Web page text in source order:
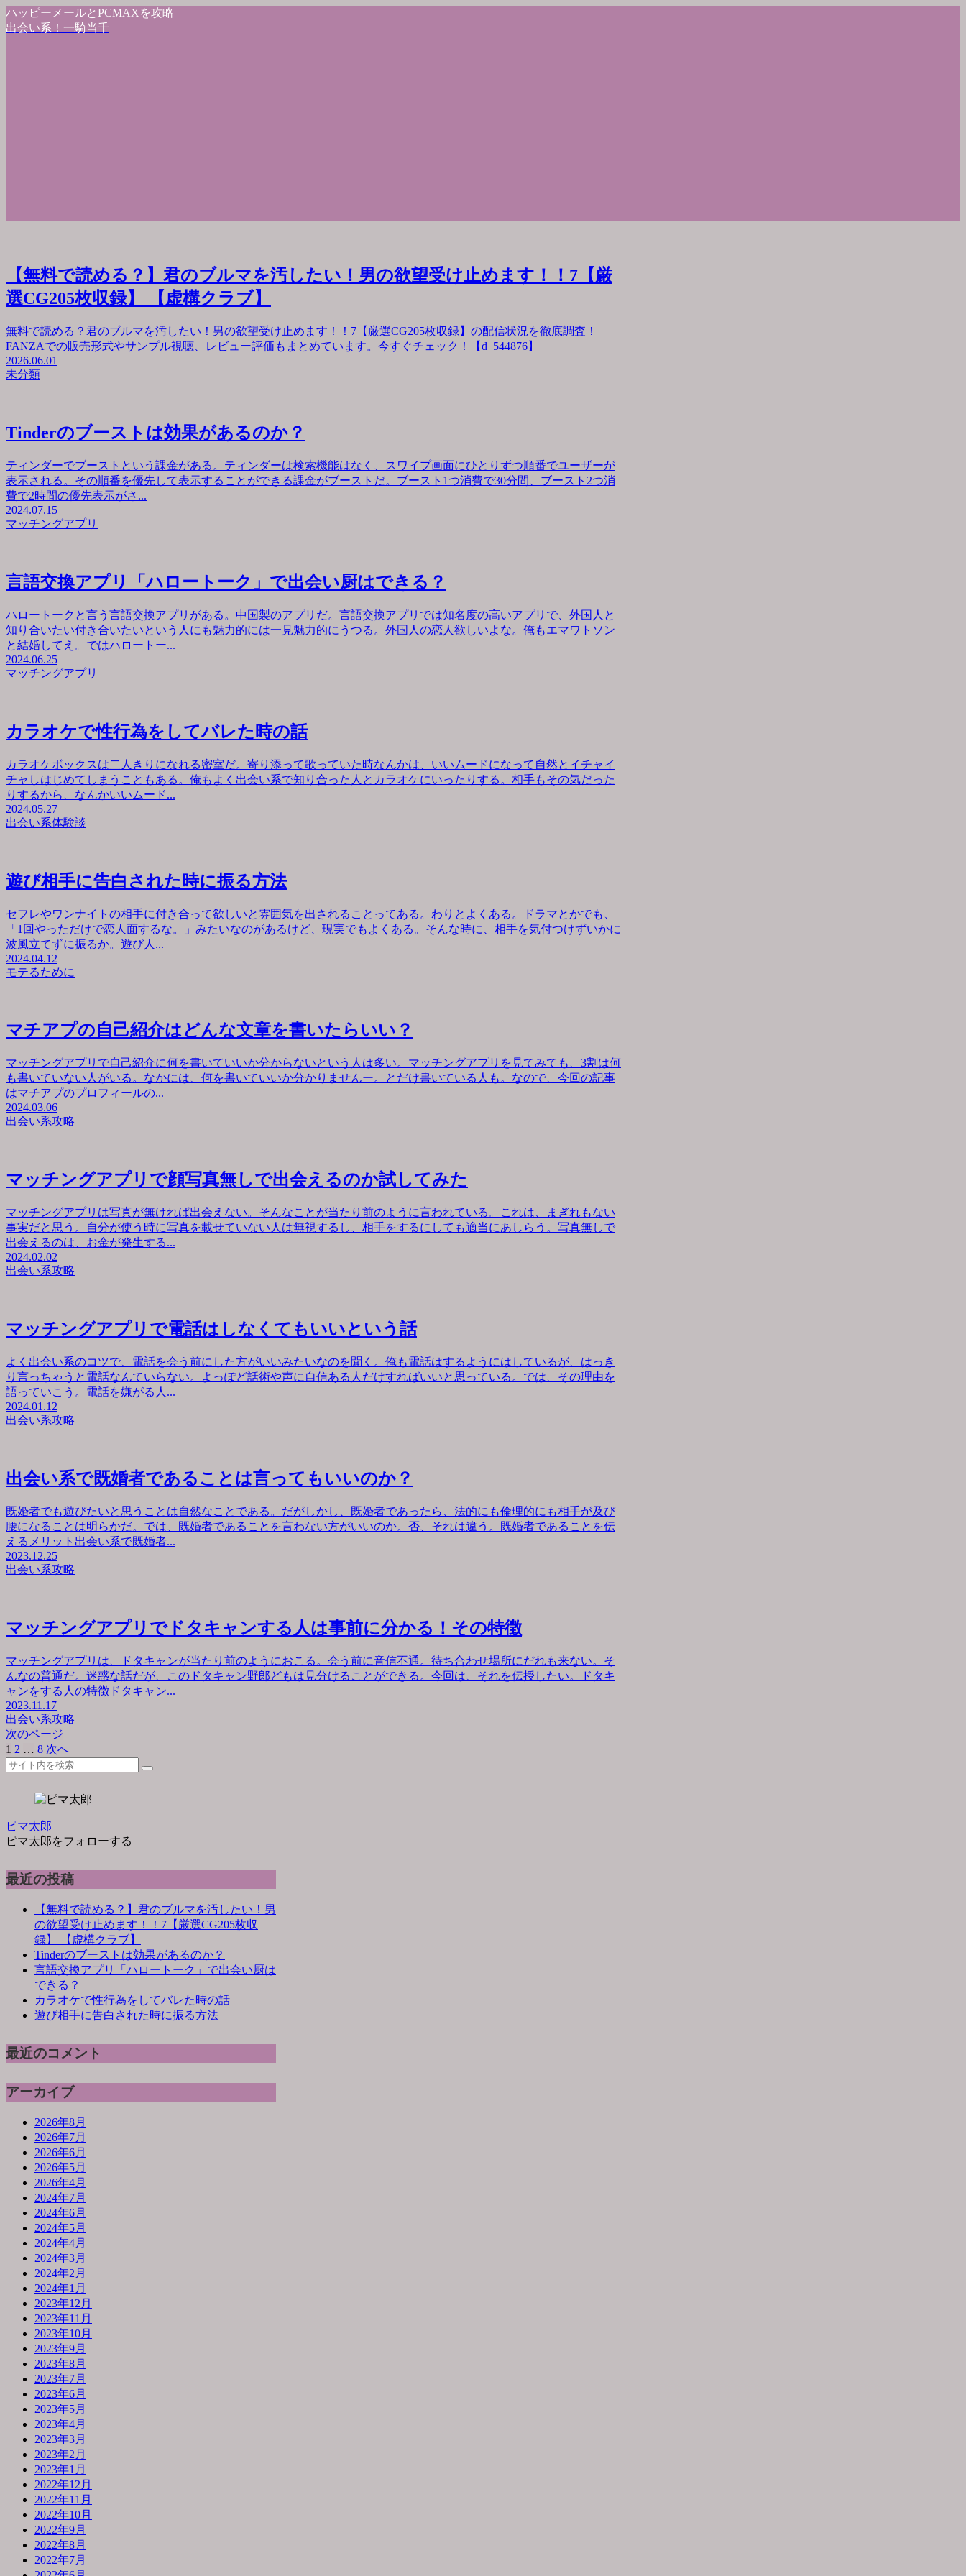
ハッピーメールとPCMAXを攻略
出会い系！一騎当千
【無料で読める？】君のブルマを汚したい！男の欲望受け止めます！！7【厳
選CG205枚収録】 【虚構クラブ】
無料で読める？君のブルマを汚したい！男の欲望受け止めます！！7【厳選CG205枚収録】の配信状況を徹底調査！
FANZAでの販売形式やサンプル視聴、レビュー評価もまとめています。今すぐチェック！【d_544876】
2026.06.01
未分類
Tinderのブーストは効果があるのか？
ティンダーでブーストという課金がある。ティンダーは検索機能はなく、スワイプ画面にひとりずつ順番でユーザーが
表示される。その順番を優先して表示することができる課金がブーストだ。ブースト1つ消費で30分間、ブースト2つ消
費で2時間の優先表示がさ...
2024.07.15
マッチングアプリ
言語交換アプリ「ハロートーク」で出会い厨はできる？
ハロートークと言う言語交換アプリがある。中国製のアプリだ。言語交換アプリでは知名度の高いアプリで、外国人と
知り合いたい付き合いたいという人にも魅力的には一見魅力的にうつる。外国人の恋人欲しいよな。俺もエマワトソン
と結婚してえ。ではハロートー...
2024.06.25
マッチングアプリ
カラオケで性行為をしてバレた時の話
カラオケボックスは二人きりになれる密室だ。寄り添って歌っていた時なんかは、いいムードになって自然とイチャイ
チャしはじめてしまうこともある。俺もよく出会い系で知り合った人とカラオケにいったりする。相手もその気だった
りするから、なんかいいムード...
2024.05.27
出会い系体験談
遊び相手に告白された時に振る方法
セフレやワンナイトの相手に付き合って欲しいと雰囲気を出されることってある。わりとよくある。ドラマとかでも、
「1回やっただけで恋人面するな。」みたいなのがあるけど、現実でもよくある。そんな時に、相手を気付つけずいかに
波風立てずに振るか。遊び人...
2024.04.12
モテるために
マチアプの自己紹介はどんな文章を書いたらいい？
マッチングアプリで自己紹介に何を書いていいか分からないという人は多い。マッチングアプリを見てみても、3割は何
も書いていない人がいる。なかには、何を書いていいか分かりませんー。とだけ書いている人も。なので、今回の記事
はマチアプのプロフィールの...
2024.03.06
出会い系攻略
マッチングアプリで顔写真無しで出会えるのか試してみた
マッチングアプリは写真が無ければ出会えない。そんなことが当たり前のように言われている。これは、まぎれもない
事実だと思う。自分が使う時に写真を載せていない人は無視するし、相手をするにしても適当にあしらう。写真無しで
出会えるのは、お金が発生する...
2024.02.02
出会い系攻略
マッチングアプリで電話はしなくてもいいという話
よく出会い系のコツで、電話を会う前にした方がいいみたいなのを聞く。俺も電話はするようにはしているが、はっき
り言っちゃうと電話なんていらない。よっぽど話術や声に自信ある人だけすればいいと思っている。では、その理由を
語っていこう。電話を嫌がる人...
2024.01.12
出会い系攻略
出会い系で既婚者であることは言ってもいいのか？
既婚者でも遊びたいと思うことは自然なことである。だがしかし、既婚者であったら、法的にも倫理的にも相手が及び
腰になることは明らかだ。では、既婚者であることを言わない方がいいのか。否、それは違う。既婚者であることを伝
えるメリット出会い系で既婚者...
2023.12.25
出会い系攻略
マッチングアプリでドタキャンする人は事前に分かる！その特徴
マッチングアプリは、ドタキャンが当たり前のようにおこる。会う前に音信不通。待ち合わせ場所にだれも来ない。そ
んなの普通だ。迷惑な話だが、このドタキャン野郎どもは見分けることができる。今回は、それを伝授したい。ドタキ
ャンをする人の特徴ドタキャン...
2023.11.17
出会い系攻略
次のページ
1 2 … 8 次へ
ピマ太郎
ピマ太郎をフォローする
最近の投稿
【無料で読める？】君のブルマを汚したい！男
の欲望受け止めます！！7【厳選CG205枚収
録】 【虚構クラブ】
Tinderのブーストは効果があるのか？
言語交換アプリ「ハロートーク」で出会い厨は
できる？
カラオケで性行為をしてバレた時の話
遊び相手に告白された時に振る方法
最近のコメント
アーカイブ
2026年8月
2026年7月
2026年6月
2026年5月
2026年4月
2024年7月
2024年6月
2024年5月
2024年4月
2024年3月
2024年2月
2024年1月
2023年12月
2023年11月
2023年10月
2023年9月
2023年8月
2023年7月
2023年6月
2023年5月
2023年4月
2023年3月
2023年2月
2023年1月
2022年12月
2022年11月
2022年10月
2022年9月
2022年8月
2022年7月